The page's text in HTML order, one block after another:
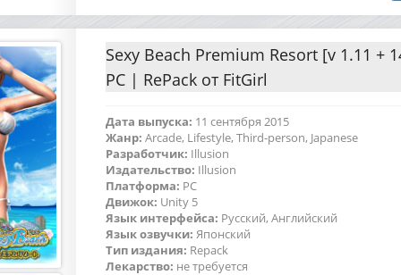
Sexy Beach Premium Resort [v 1.11 +
PC | RePack от FitGirl
Дата выпуска: 11 сентября 2015
Жанр: Arcade, Lifestyle, Third-person, Japanese
Разработчик: Illusion
Издательство: Illusion
Платформа: PC
Движок: Unity 5
Язык интерфейса: Русский, Английский
Язык озвучки: Японский
Тип издания: Repack
Лекарство: не требуется